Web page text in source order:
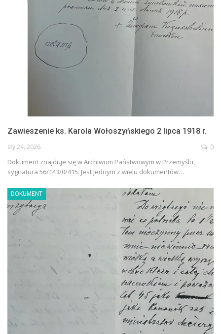
Zawieszenie ks. Karola Wołoszyńskiego 2 lipca 1918 r.
sty 24, 2026 0
Dokument znajduje się w Archiwum Państwowym w Przemyślu,
sygnatura 56/143/0/415. Jest jednym z wielu dokumentów…
DOKUMENT